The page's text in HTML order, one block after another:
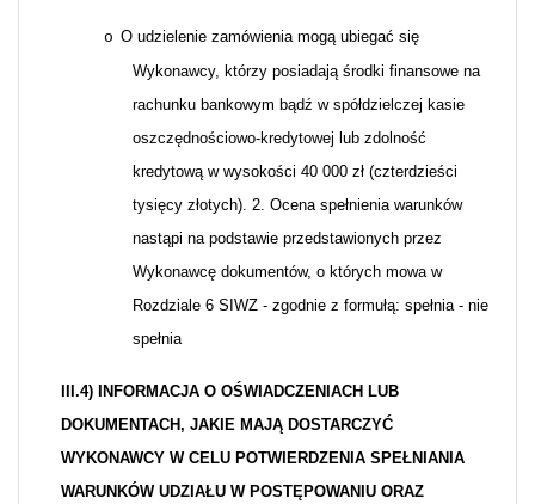
o O udzielenie zamówienia mogą ubiegać się
Wykonawcy, którzy posiadają środki finansowe na
rachunku bankowym bądź w spółdzielczej kasie
oszczędnościowo-kredytowej lub zdolność
kredytową w wysokości 40 000 zł (czterdzieści
tysięcy złotych). 2. Ocena spełnienia warunków
nastąpi na podstawie przedstawionych przez
Wykonawcę dokumentów, o których mowa w
Rozdziale 6 SIWZ - zgodnie z formułą: spełnia - nie
spełnia
III.4) INFORMACJA O OŚWIADCZENIACH LUB
DOKUMENTACH, JAKIE MAJĄ DOSTARCZYĆ
WYKONAWCY W CELU POTWIERDZENIA SPEŁNIANIA
WARUNKÓW UDZIAŁU W POSTĘPOWANIU ORAZ